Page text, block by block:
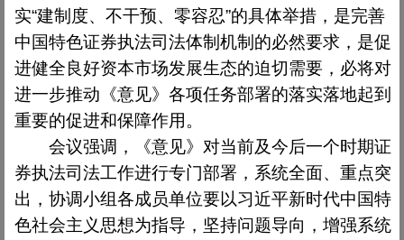
实“建制度、不干预、零容忍”的具体举措，是完善
中国特色证券执法司法体制机制的必然要求，是促
进健全良好资本市场发展生态的迫切需要，必将对
进一步推动《意见》各项任务部署的落实落地起到
重要的促进和保障作用。
会议强调，《意见》对当前及今后一个时期证
券执法司法工作进行专门部署，系统全面、重点突
出，协调小组各成员单位要以习近平新时代中国特
色社会主义思想为指导，坚持问题导向，增强系统